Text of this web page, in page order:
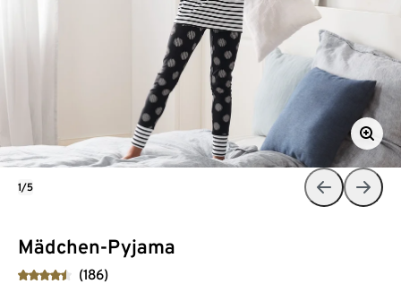
Mädchen-Pyjama
(186)
1/5